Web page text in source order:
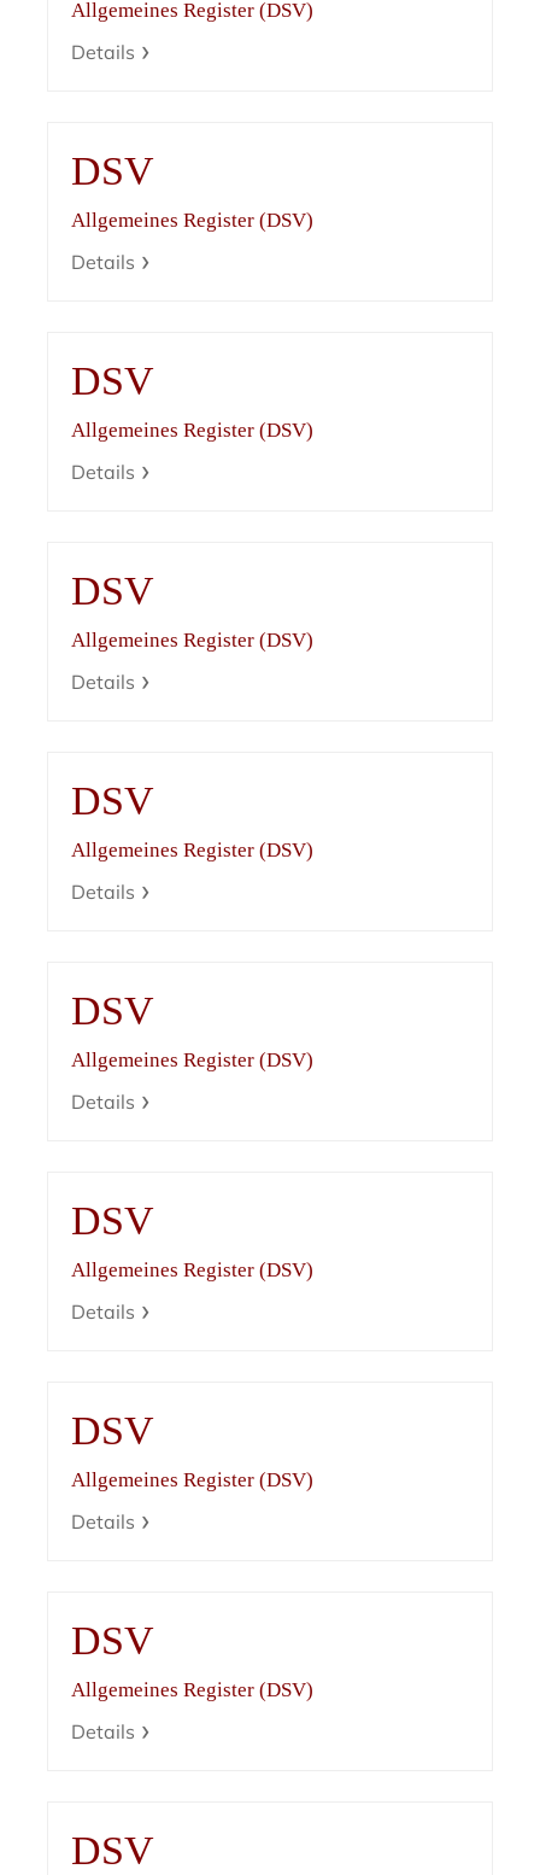
Allgemeines Register (DSV)
Details
DSV
Allgemeines Register (DSV)
Details
DSV
Allgemeines Register (DSV)
Details
DSV
Allgemeines Register (DSV)
Details
DSV
Allgemeines Register (DSV)
Details
DSV
Allgemeines Register (DSV)
Details
DSV
Allgemeines Register (DSV)
Details
DSV
Allgemeines Register (DSV)
Details
DSV
Allgemeines Register (DSV)
Details
DSV